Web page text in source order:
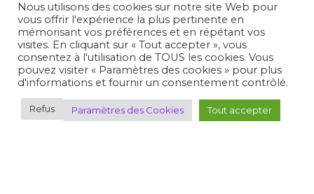
Politique de confidentialité
Politique de confidentialité des mineurs
Conditions générales d’utilisation
Nous utilisons des cookies sur notre site Web pour
vous offrir l'expérience la plus pertinente en
mémorisant vos préférences et en répétant vos
visites. En cliquant sur « Tout accepter », vous
consentez à l'utilisation de TOUS les cookies. Vous
pouvez visiter « Paramètres des cookies » pour plus
d'informations et fournir un consentement contrôlé.
Refus Paramètres des Cookies Tout accepter